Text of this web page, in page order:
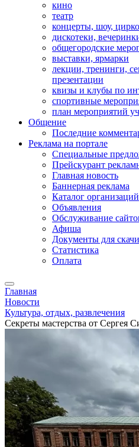
кино
театр
концерты, шоу,
дискотеки,
общегородские
выставки, ярмарки
лекции, тренинги,
презентации
квизы и клубы по
спортивные
план мероприятий
Общение
Последние
Реклама на портале
Специальные
Прейскурант
Главная новость
Баннерная реклама
Каталог организаций
Объявления
Обслуживание
Афиша
Документы для
Статистика
Оплата
Главная
Новости
Культура, отдых, развлечения
Секреты мастерства от Сергея